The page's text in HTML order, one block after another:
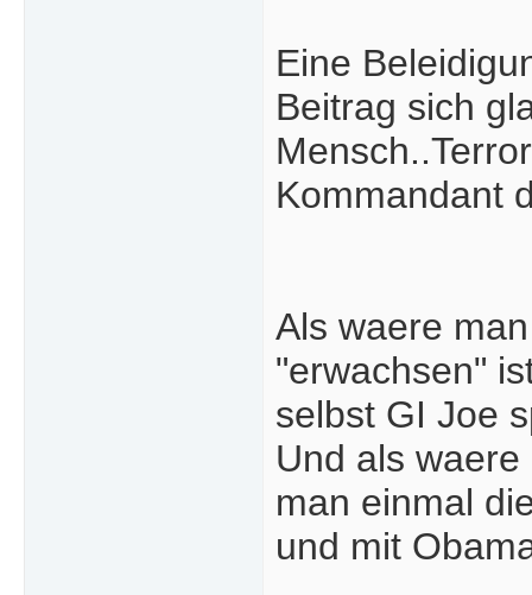
Eine
Beitrag sich
Kommandant
Als waere
"erwachsen"
selbst GI Joe
Und als
man einmal
und mit